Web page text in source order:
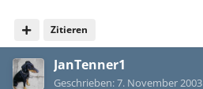
Zitieren
JanTenner1
Geschrieben:7. November 2003